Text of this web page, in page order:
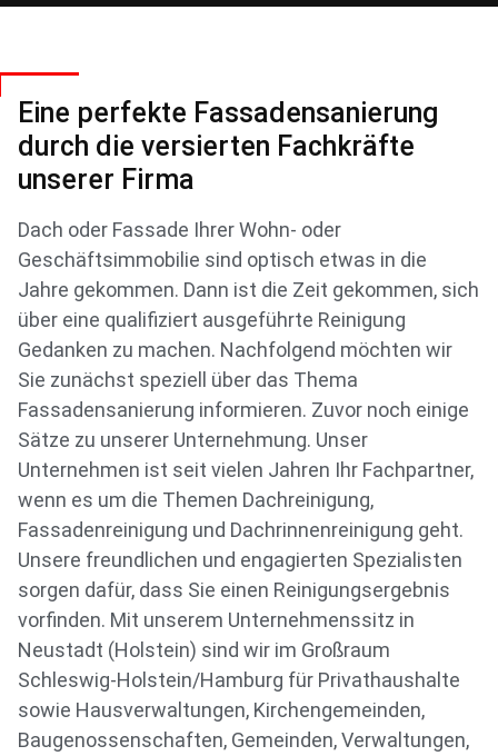
Eine perfekte Fassadensanierung
durch die versierten Fachkräfte
unserer Firma
Dach oder Fassade Ihrer Wohn- oder
Geschäftsimmobilie sind optisch etwas in die
Jahre gekommen. Dann ist die Zeit gekommen, sich
über eine qualifiziert ausgeführte Reinigung
Gedanken zu machen. Nachfolgend möchten wir
Sie zunächst speziell über das Thema
Fassadensanierung informieren. Zuvor noch einige
Sätze zu unserer Unternehmung. Unser
Unternehmen ist seit vielen Jahren Ihr Fachpartner,
wenn es um die Themen Dachreinigung,
Fassadenreinigung und Dachrinnenreinigung geht.
Unsere freundlichen und engagierten Spezialisten
sorgen dafür, dass Sie einen Reinigungsergebnis
vorfinden. Mit unserem Unternehmenssitz in
Neustadt (Holstein) sind wir im Großraum
Schleswig-Holstein/Hamburg für Privathaushalte
sowie Hausverwaltungen, Kirchengemeinden,
Baugenossenschaften, Gemeinden, Verwaltungen,